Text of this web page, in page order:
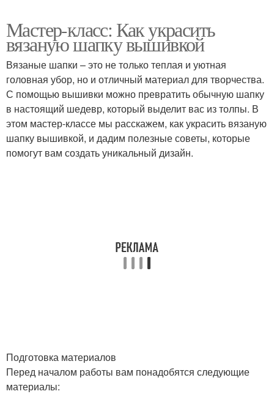
Мастер-класс: Как украсить
вязаную шапку вышивкой
Вязаные шапки – это не только теплая и уютная
головная убор, но и отличный материал для творчества.
С помощью вышивки можно превратить обычную шапку
в настоящий шедевр, который выделит вас из толпы. В
этом мастер-классе мы расскажем, как украсить вязаную
шапку вышивкой, и дадим полезные советы, которые
помогут вам создать уникальный дизайн.
Подготовка материалов
Перед началом работы вам понадобятся следующие
материалы: